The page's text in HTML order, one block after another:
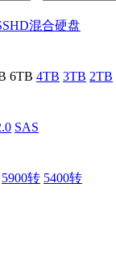
混合硬盘
6TB 4TB 3TB 2TB
SAS
5900转 5400转